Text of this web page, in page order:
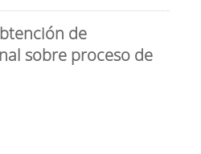
de
sobre proceso de